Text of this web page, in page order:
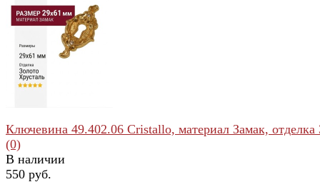
избранное сравнить
Ключевина 49.402.06 Cristallo, материал Замак, отделка
(0)
В наличии
550 руб.